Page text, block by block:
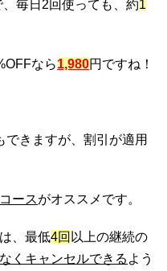
毎日2回使っても、約1
なら1,980円ですね！
きますが、割引が適用
ースがオススメです。
、最低4回 以上の継続の
くキャンセルできる よう